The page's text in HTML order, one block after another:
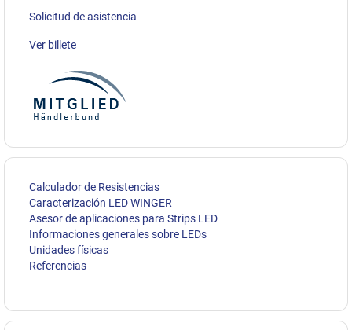
Solicitud de asistencia
Ver billete
Calculador de Resistencias
Caracterización LED WINGER
Asesor de aplicaciones para Strips LED
Informaciones generales sobre LEDs
Unidades físicas
Referencias